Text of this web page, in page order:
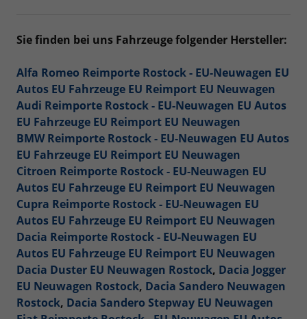
Sie finden bei uns Fahrzeuge folgender Hersteller:
Alfa Romeo Reimporte Rostock - EU-Neuwagen EU
Autos EU Fahrzeuge EU Reimport EU Neuwagen
Audi Reimporte Rostock - EU-Neuwagen EU Autos
EU Fahrzeuge EU Reimport EU Neuwagen
BMW Reimporte Rostock - EU-Neuwagen EU Autos
EU Fahrzeuge EU Reimport EU Neuwagen
Citroen Reimporte Rostock - EU-Neuwagen EU
Autos EU Fahrzeuge EU Reimport EU Neuwagen
Cupra Reimporte Rostock - EU-Neuwagen EU
Autos EU Fahrzeuge EU Reimport EU Neuwagen
Dacia Reimporte Rostock - EU-Neuwagen EU
Autos EU Fahrzeuge EU Reimport EU Neuwagen
Dacia Duster EU Neuwagen Rostock, Dacia Jogger
EU Neuwagen Rostock, Dacia Sandero Neuwagen
Rostock, Dacia Sandero Stepway EU Neuwagen